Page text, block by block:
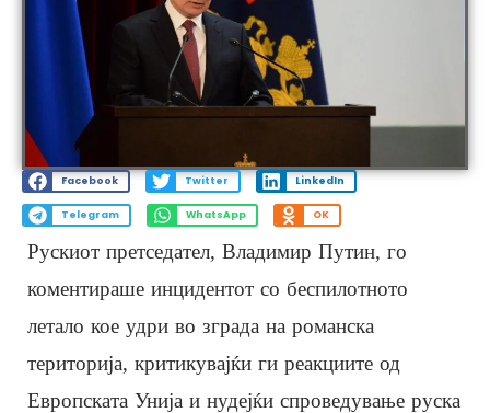
Facebook Twitter LinkedIn
Telegram WhatsApp OK
Рускиот претседател, Владимир Путин, го
коментираше инцидентот со беспилотното
летало кое удри во зграда на романска
територија, критикувајќи ги реакциите од
Европската Унија и нудејќи спроведување руска